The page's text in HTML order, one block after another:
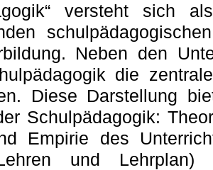
versteht sich
Neben den
die
Diese Darstellung
Schulpädagogik:
Empirie des
und Lehrplan)